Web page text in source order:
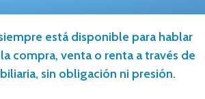
está disponible para hablar
compra, venta o renta a través de
sin obligación ni presión.